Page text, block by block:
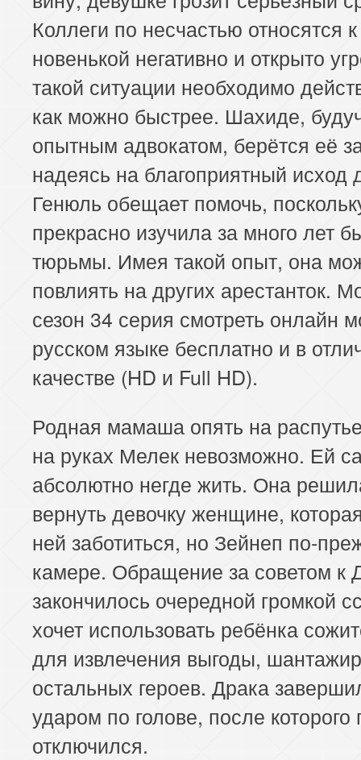
Коллеги по несчастью относятся к
новенькой негативно и открыто
такой ситуации необходимо
как можно быстрее. Шахиде,
опытным адвокатом, берётся её
надеясь на благоприятный исход
Генюль обещает помочь,
прекрасно изучила за много лет
тюрьмы. Имея такой опыт, она
повлиять на других арестанток.
сезон 34 серия смотреть онлайн
русском языке бесплатно и в
качестве (HD и Full HD).
Родная мамаша опять на
на руках Мелек невозможно. Ей
абсолютно негде жить. Она
вернуть девочку женщине,
ней заботиться, но Зейнеп по-
камере. Обращение за советом к
закончилось очередной громкой
хочет использовать ребёнка
для извлечения выгоды,
остальных героев. Драка
ударом по голове, после которого
отключился.